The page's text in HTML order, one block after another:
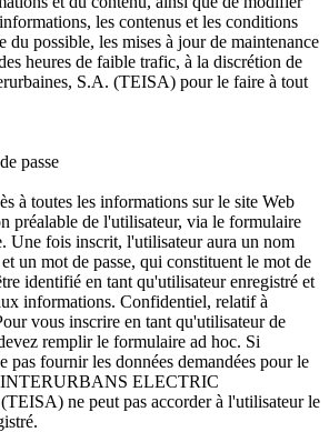
les contenus et les conditions
du possible, les mises à jour de maintenance
heures de faible trafic, à la discrétion de
S.A. (TEISA) pour le faire à tout
passe
à toutes les informations sur le site Web
préalable de l'utilisateur, via le formulaire
Une fois inscrit, l'utilisateur aura un nom
un mot de passe, qui constituent le mot de
identifié en tant qu'utilisateur enregistré et
informations. Confidentiel, relatif à
vous inscrire en tant qu'utilisateur de
remplir le formulaire ad hoc. Si
pas fournir les données demandées pour le
INTERURBANS ELECTRIC
ne peut pas accorder à l'utilisateur le